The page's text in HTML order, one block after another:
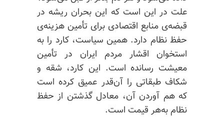
علت در این است که این بحران ریشه در
قبضه‌ی منابع اقتصادی برای تأمین هزینه‌ی
حفظ نظام دارد. همین سیاست، کارد را به
استخوان اقشار مردم ایران در تأمین
معیشت رسانده است. این کارد، شقه و
شکاف طبقاتی را آن‌قدر عمیق کرده است
که هم آوردن آن، معادل گذشتن از حفظ
نظام به‌هر قیمت است.